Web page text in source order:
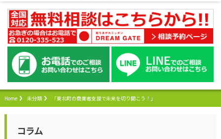
Home 未分類 「東北町の商業者支援で未来を切り開こう！」
コラム